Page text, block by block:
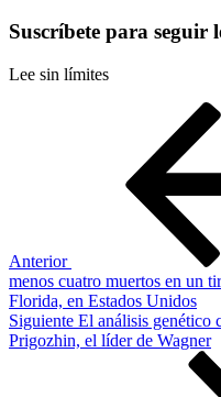
Suscríbete para seguir
Lee sin límites
Anterior
menos cuatro muertos en un
Florida, en Estados Unidos
Siguiente
entrada
Siguiente El análisis genético
Prigozhin, el líder de Wagner